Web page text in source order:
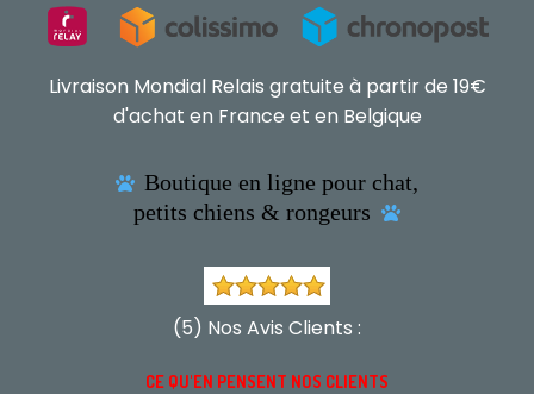
Livraison Mondial Relais gratuite à partir de 19€
d'achat en France et en Belgique
 Boutique en ligne pour chat,
petits chiens & rongeurs

(5) Nos Avis Clients :
CE QU'EN PENSENT NOS CLIENTS